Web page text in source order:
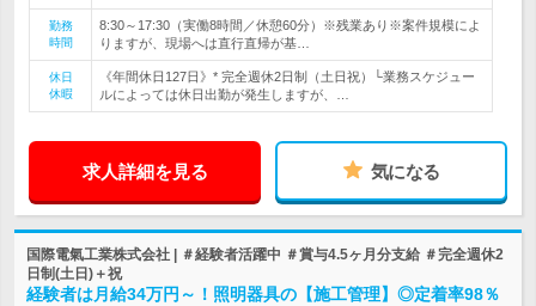
勤務
時間
8:30～17:30（実働8時間／休憩60分）※残業あり※案件規模によ
りますが、現場へは直行直帰が基…
休日
休暇
《年間休日127日》* 完全週休2日制（土日祝）└業務スケジュー
ルによっては休日出勤が発生しますが、…
求人詳細を見る 気になる
国際電氣工業株式会社 | ＃経験者活躍中 ＃賞与4.5ヶ月分支給 ＃完全週休2
日制(土日)＋祝
経験者は月給34万円～！照明器具の【施工管理】◎定着率98％